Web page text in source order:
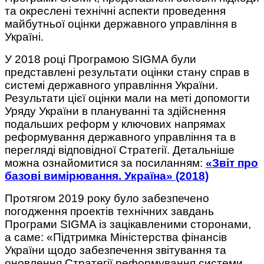
та окреслені технічні аспекти проведення
майбутньої оцінки державного управління в
Україні.
У 2018 році Програмою SIGMA були
представлені результати оцінки стану справ в
системі державного управління України.
Результати цієї оцінки мали на меті допомогти
Уряду України в плануванні та здійснення
подальших реформ у ключових напрямах
реформування державного управління та в
перегляді відповідної Стратегії. Детальніше
можна ознайомитися за посиланням: «Звіт про
базові вимірювання. Україна» (2018)
Протягом 2019 року було забезпечено
погодження проектів технічних завдань
Програми SIGMA із зацікавленими сторонами,
а саме: «Підтримка Міністерства фінансів
України щодо забезпечення звітування та